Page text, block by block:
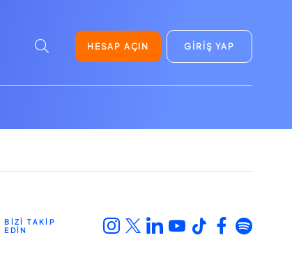
HESAP AÇIN GİRİŞ YAP
BİZİ TAKİP
EDİN